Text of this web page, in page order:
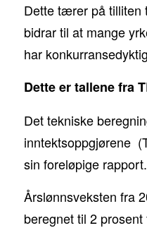
Dette tærer på tilliten
bidrar til at mange
har
Dette er tallene fra
Det tekniske
inntektsoppgjørene
sin foreløpige rapport.
Årslønnsveksten fra
beregnet til 2